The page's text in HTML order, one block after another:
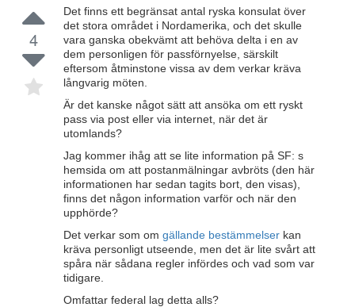
4
Det finns ett begränsat antal ryska konsulat över
det stora området i Nordamerika, och det skulle
vara ganska obekvämt att behöva delta i en av
dem personligen för passförnyelse, särskilt
eftersom åtminstone vissa av dem verkar kräva
långvarig möten.
Är det kanske något sätt att ansöka om ett ryskt
pass via post eller via internet, när det är
utomlands?
Jag kommer ihåg att se lite information på SF: s
hemsida om att postanmälningar avbröts (den här
informationen har sedan tagits bort, den visas),
finns det någon information varför och när den
upphörde?
Det verkar som om gällande bestämmelser kan
kräva personligt utseende, men det är lite svårt att
spåra när sådana regler infördes och vad som var
tidigare.
Omfattar federal lag detta alls?